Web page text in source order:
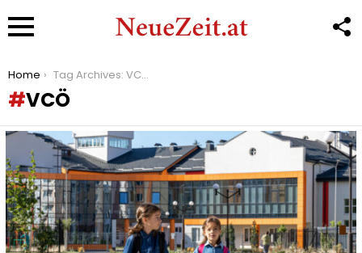
You are here:
Home Tag Archives: VCÖ
VCÖ
LATEST
STORIES